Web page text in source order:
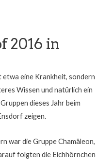
2016 in
eine Krankheit, sondern
Wissen und natürlich ein
dieses Jahr beim
zeigen.
war die Gruppe Chamäleon,
folgten die Eichhörnchen